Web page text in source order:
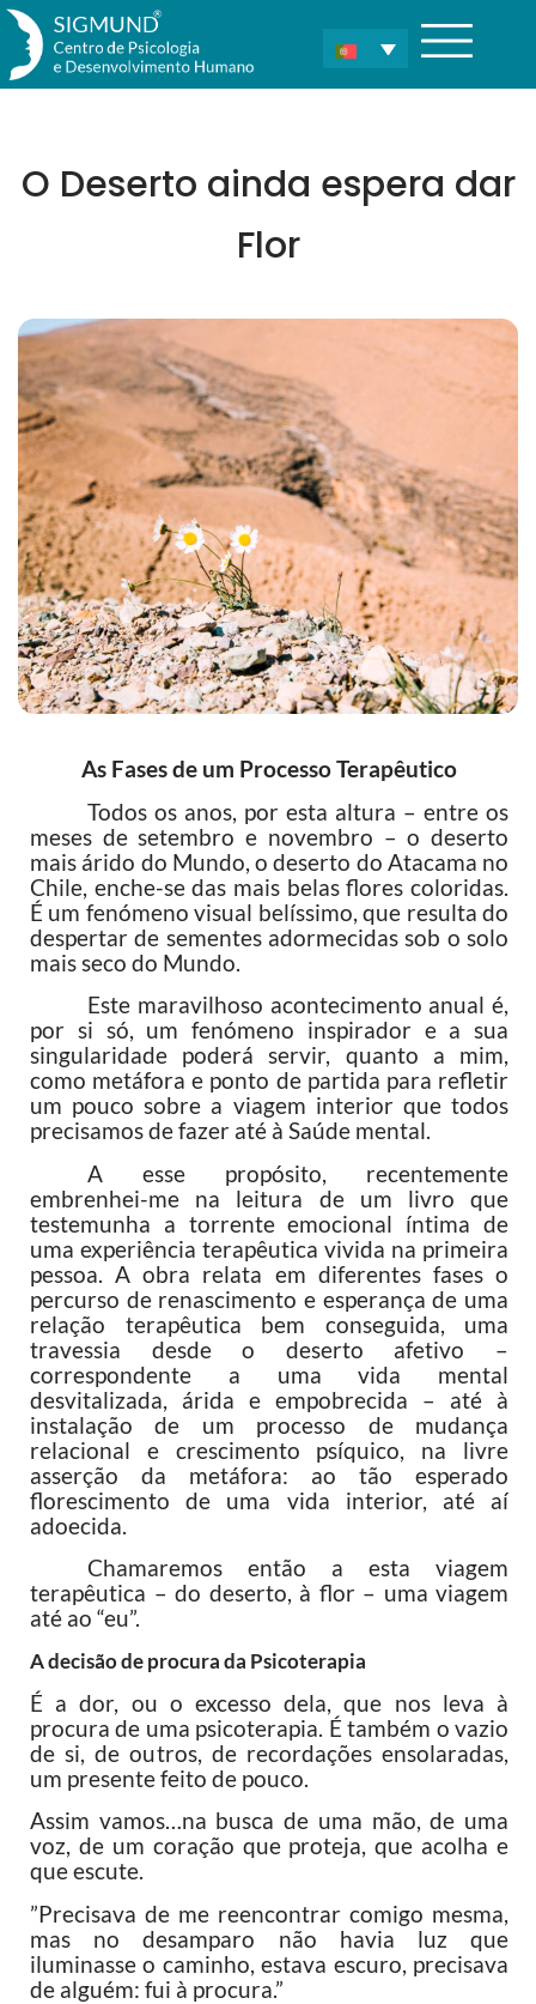
O Deserto ainda espera dar
Flor
As Fases de um Processo Terapêutico
Todos os anos, por esta altura – entre os
meses de setembro e novembro – o deserto
mais árido do Mundo, o deserto do Atacama no
Chile, enche-se das mais belas flores coloridas.
É um fenómeno visual belíssimo, que resulta do
despertar de sementes adormecidas sob o solo
mais seco do Mundo.
Este maravilhoso acontecimento anual é,
por si só, um fenómeno inspirador e a sua
singularidade poderá servir, quanto a mim,
como metáfora e ponto de partida para refletir
um pouco sobre a viagem interior que todos
precisamos de fazer até à Saúde mental.
A esse propósito, recentemente
embrenhei-me na leitura de um livro que
testemunha a torrente emocional íntima de
uma experiência terapêutica vivida na primeira
pessoa. A obra relata em diferentes fases o
percurso de renascimento e esperança de uma
relação terapêutica bem conseguida, uma
travessia desde o deserto afetivo –
correspondente a uma vida mental
desvitalizada, árida e empobrecida – até à
instalação de um processo de mudança
relacional e crescimento psíquico, na livre
asserção da metáfora: ao tão esperado
florescimento de uma vida interior, até aí
adoecida.
Chamaremos então a esta viagem
terapêutica – do deserto, à flor – uma viagem
até ao “eu”.
A decisão de procura da Psicoterapia
É a dor, ou o excesso dela, que nos leva à
procura de uma psicoterapia. É também o vazio
de si, de outros, de recordações ensolaradas,
um presente feito de pouco.
Assim vamos…na busca de uma mão, de uma
voz, de um coração que proteja, que acolha e
que escute.
”Precisava de me reencontrar comigo mesma,
mas no desamparo não havia luz que
iluminasse o caminho, estava escuro, precisava
de alguém: fui à procura.”